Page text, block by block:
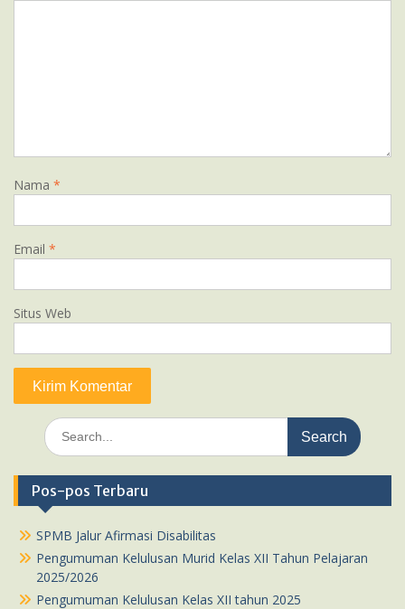
Nama *
Email *
Situs Web
Search
for:
Pos-pos Terbaru
SPMB Jalur Afirmasi Disabilitas
Pengumuman Kelulusan Murid Kelas XII Tahun Pelajaran
2025/2026
Pengumuman Kelulusan Kelas XII tahun 2025